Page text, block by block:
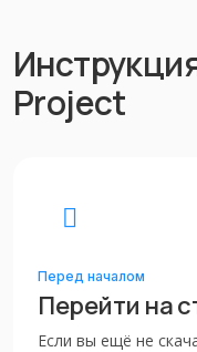
Project
Перед началом
Перейти на
Если вы ещё не